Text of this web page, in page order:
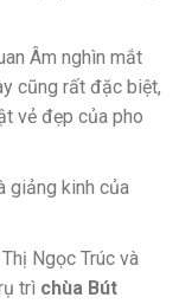
Âm nghìn mắt
cũng rất đặc biệt,
vẻ đẹp của pho
giảng kinh của
Ngọc Trúc và
trì chùa Bút